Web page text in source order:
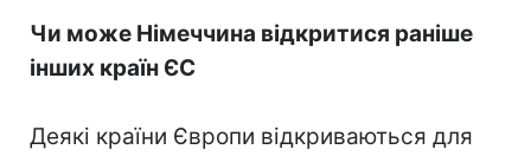
Чи може Німеччина відкритися раніше
інших країн ЄС
Деякі країни Європи відкриваються для